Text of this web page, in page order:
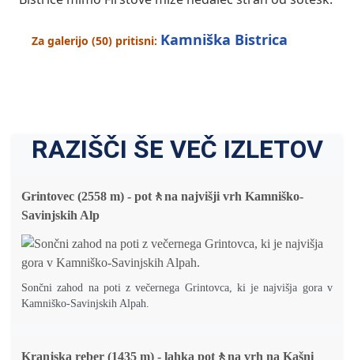
Za galerijo (50) pritisni: Kamniška Bistrica
RAZIŠČI ŠE VEČ IZLETOV
Grintovec (2558 m) - pot🚶na najvišji vrh Kamniško-
Savinjskih Alp
Sončni zahod na poti z večernega Grintovca, ki je najvišja gora v
Kamniško-Savinjskih Alpah.
Kranjska reber (1435 m) - lahka pot🚶na vrh na Kašni